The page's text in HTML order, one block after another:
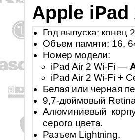
Apple iPad
Год выпуска: конец
Объем памяти: 16,
Номер модели:
iPad Air 2 Wi-Fi —
iPad Air 2 Wi-Fi +
Белая или черная
9,7-дюймовый
Алюминиевый
серого цвета.
Разъем Lightning.